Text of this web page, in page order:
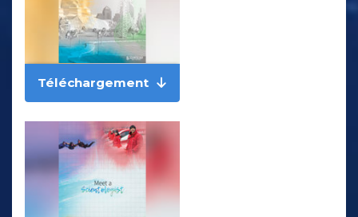
Téléchargement